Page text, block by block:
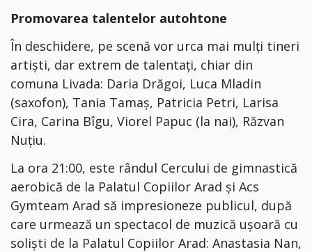
Promovarea talentelor autohtone
În deschidere, pe scenă vor urca mai mulți tineri
artiști, dar extrem de talentați, chiar din
comuna Livada: Daria Drăgoi, Luca Mladin
(saxofon), Tania Tamaș, Patricia Petri, Larisa
Cira, Carina Bîgu, Viorel Papuc (la nai)⁣, Răzvan
Nuțiu.
La ora ⁣ 21:00, este rândul Cercului de gimnastică
aerobică de la Palatul Copiilor Arad și Acs
Gymteam Arad să impresioneze publicul, după
care urmează un spectacol de muzică ușoară cu
soliști de la Palatul Copiilor Arad: Anastasia Nan,